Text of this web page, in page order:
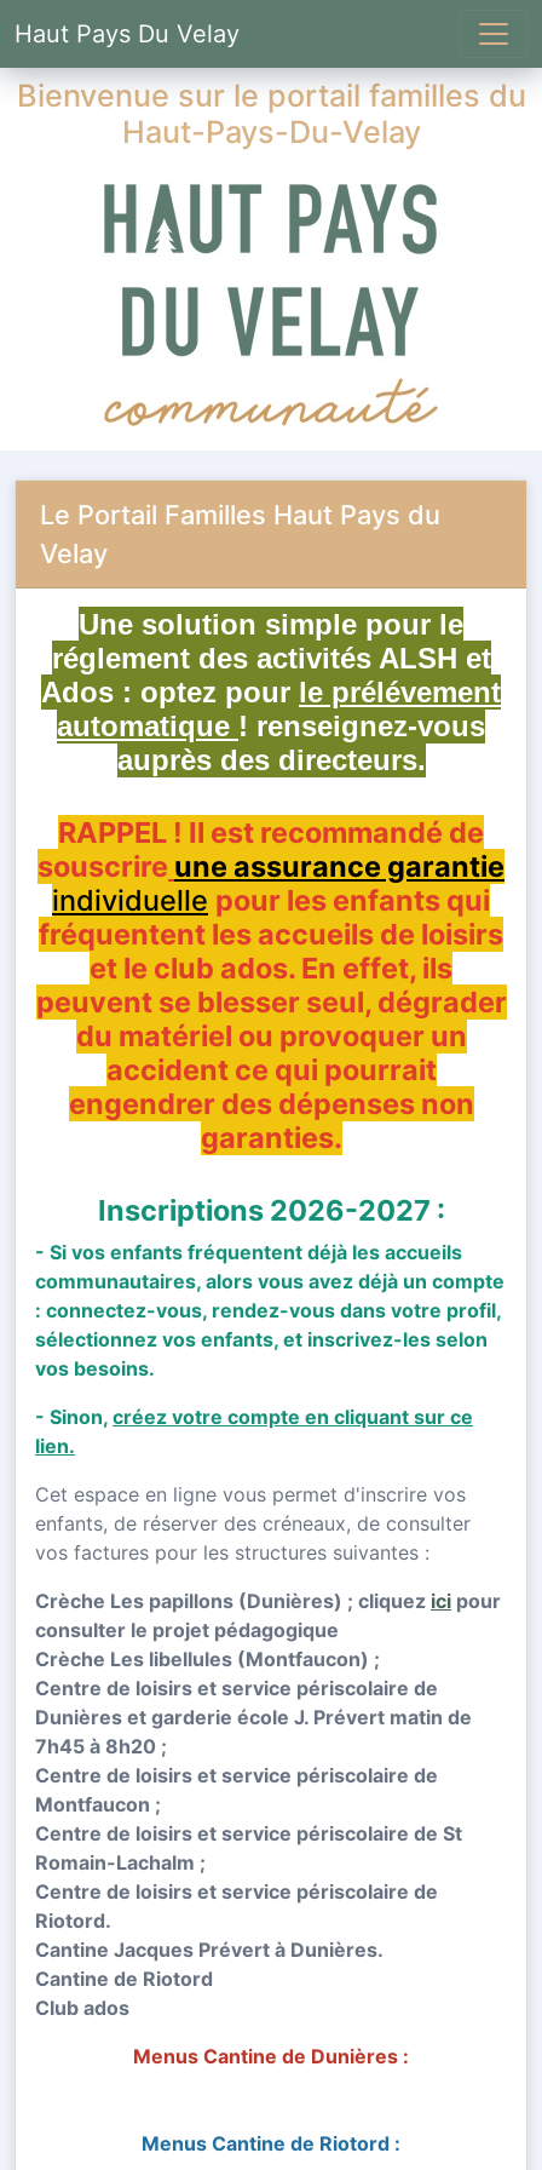
Haut Pays Du Velay
Bienvenue sur le portail familles du
Haut-Pays-Du-Velay
Le Portail Familles Haut Pays du
Velay
Une solution simple pour le
réglement des activités ALSH et
Ados : optez pour le prélévement
automatique ! renseignez-vous
auprès des directeurs.
RAPPEL ! Il est recommandé de
souscrire une assurance garantie
individuelle pour les enfants qui
fréquentent les accueils de loisirs
et le club ados. En effet, ils
peuvent se blesser seul, dégrader
du matériel ou provoquer un
accident ce qui pourrait
engendrer des dépenses non
garanties.
Inscriptions 2026-2027 :
- Si vos enfants fréquentent déjà les accueils
communautaires, alors vous avez déjà un compte
: connectez-vous, rendez-vous dans votre profil,
sélectionnez vos enfants, et inscrivez-les selon
vos besoins.
- Sinon, créez votre compte en cliquant sur ce
lien.
Cet espace en ligne vous permet d'inscrire vos
enfants, de réserver des créneaux, de consulter
vos factures pour les structures suivantes :
Crèche Les papillons (Dunières) ; cliquez ici pour
consulter le projet pédagogique
Crèche Les libellules (Montfaucon) ;
Centre de loisirs et service périscolaire de
Dunières et garderie école J. Prévert matin de
7h45 à 8h20 ;
Centre de loisirs et service périscolaire de
Montfaucon ;
Centre de loisirs et service périscolaire de St
Romain-Lachalm ;
Centre de loisirs et service périscolaire de
Riotord.
Cantine Jacques Prévert à Dunières.
Cantine de Riotord
Club ados
Menus Cantine de Dunières :
Menus Cantine de Riotord :